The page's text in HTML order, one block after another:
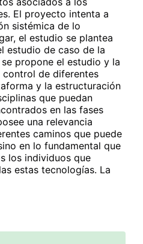
El proyecto intenta a
sistémica de lo
el estudio se plantea
estudio de caso de la
propone el estudio y la
de diferentes
y la estructuración
que puedan
en las fases
una relevancia
caminos que puede
en lo fundamental que
los individuos que
estas tecnologías. La